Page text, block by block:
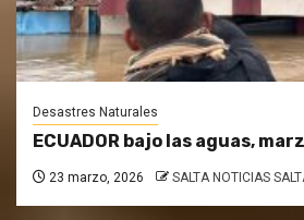
Desastres Naturales
ECUADOR bajo las aguas,
23 marzo, 2026 SALTA NOTICIAS